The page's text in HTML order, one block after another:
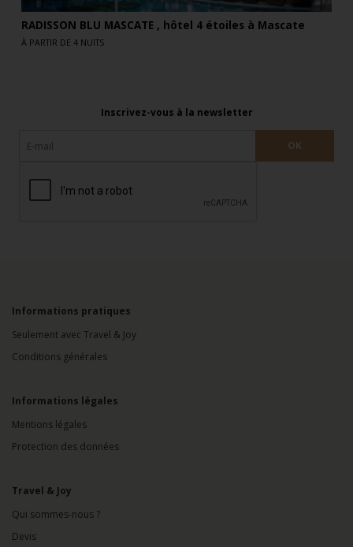
RADISSON BLU MASCATE , hôtel 4 étoiles à Mascate
À PARTIR DE 4 NUITS
Inscrivez-vous à la newsletter
Informations pratiques
Seulement avec Travel & Joy
Conditions générales
Informations légales
Mentions légales
Protection des données
Travel & Joy
Qui sommes-nous ?
Devis